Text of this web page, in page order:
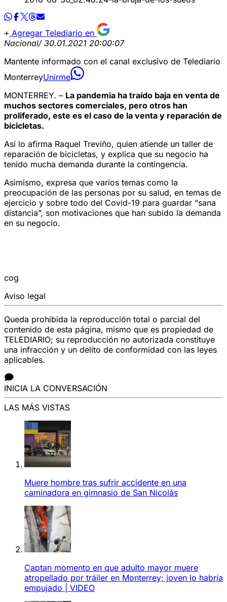
Agregar Telediario en
Nacional/ 30.01.2021 20:00:07
Mantente informado con el canal exclusivo de Telediario
MonterreyUnirme
MONTERREY. – La pandemia ha traído baja en venta de
muchos sectores comerciales, pero otros han
proliferado, este es el caso de la venta y reparación de
bicicletas.
Así lo afirma Raquel Treviño, quien atiende un taller de
reparación de bicicletas, y explica que su negocio ha
tenido mucha demanda durante la contingencia.
Asimismo, expresa que varios temas como la
preocupación de las personas por su salud, en temas de
ejercicio y sobre todo del Covid-19 para guardar “sana
distancia”, son motivaciones que han subido la demanda
en su negocio.
cog
Aviso legal
Queda prohibida la reproducción total o parcial del
contenido de esta página, mismo que es propiedad de
TELEDIARIO; su reproducción no autorizada constituye
una infracción y un delito de conformidad con las leyes
aplicables.
INICIA LA CONVERSACIÓN
LAS MÁS VISTAS
Muere hombre tras sufrir accidente en una
caminadora en gimnasio de San Nicolás
Captan momento en que adulto mayor muere
atropellado por tráiler en Monterrey; joven lo habría
empujado | VIDEO